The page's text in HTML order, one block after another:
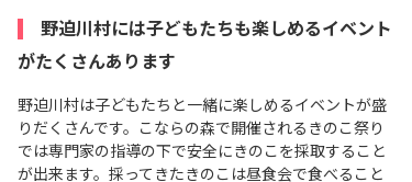
野迫川村には子どもたちも楽しめるイベント
がたくさんあります
野迫川村は子どもたちと一緒に楽しめるイベントが盛
りだくさんです。こならの森で開催されるきのこ祭り
では専門家の指導の下で安全にきのこを採取すること
が出来ます。採ってきたきのこは昼食会で食べること